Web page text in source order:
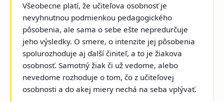
Všeobecne platí, že učiteľova osobnosťje
nevyhnutnou podmienkou pedagogického
pôsobenia, ale sama o sebe ešte nepredurčuje
jeho výsledky. O smere, o intenzite jej pôsobenia
spolurozhoduje aj ďalší činiteľ, a to je žiakova
osobnosť. Samotný žiak či už vedome, alebo
nevedome rozhoduje o tom, čo z učiteľovej
osobnosti a do akej miery nechá na seba vplývať.